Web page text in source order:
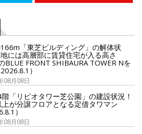
「東芝ビルディング」の解体状
には高層部に賃貸住宅が入る高さ
BLUE FRONT SHIBAURA TOWER Nを
）
08月08日
「リビオタワー芝公園」の建設状況！
が分譲フロアとなる定借タワマン
）
08月08日